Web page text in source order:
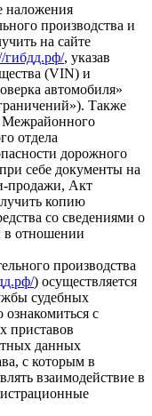
наложения
производства и
на сайте
гибдд.рф/, указав
(VIN) и
автомобиля»
Также
Межрайонного
отдела
дорожного
себе документы на
продажи, Акт
копию
со сведениями о
в отношении
производства
) осуществляется
судебных
с
приставов
данных
с которым в
взаимодействие в